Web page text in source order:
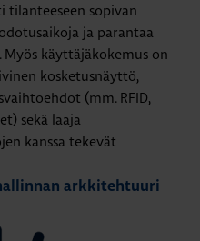
tilanteeseen sopivan
ja parantaa
käyttäjäkokemus on
kosketusnäyttö,
(mm. RFID,
sekä laaja
kanssa tekevät
arkkitehtuuri